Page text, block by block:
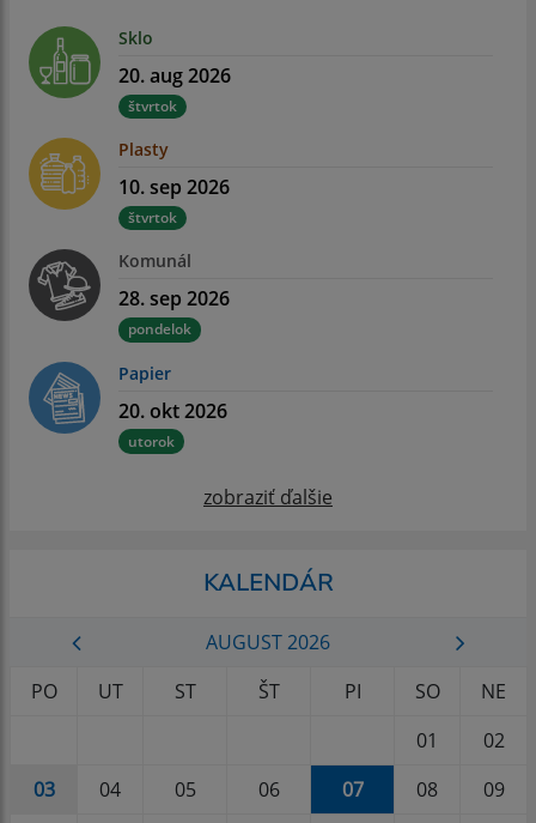
Sklo
20. aug 2026
štvrtok
Plasty
10. sep 2026
štvrtok
Komunál
28. sep 2026
pondelok
Papier
20. okt 2026
utorok
zobraziť ďalšie
KALENDÁR
AUGUST 2026
PO
UT ST ŠT PI SO
NE
01
02
03
04 05 06 07 08
09